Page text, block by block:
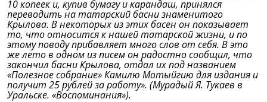
10 копеек и, купив бумагу и карандаш, принялся
переводить на татарский басни знаменитого
Крылова. В некоторых из этих басен он показывает
то, что относится к нашей татарской жизни, и по
этому поводу прибавляет много слов от себя. В это
же лето в одном из писем он радостно сообщил, что
закончил басни Крылова, отдал их под названием
«Полезное собрание» Камилю Мотыйгию для издания и
получит 25 рублей за работу». (Мурадый Я. Тукаев в
Уральске. «Воспоминания»).